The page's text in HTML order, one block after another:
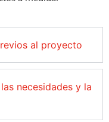
al proyecto
necesidades y la